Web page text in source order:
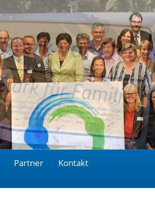
Partner Kontakt